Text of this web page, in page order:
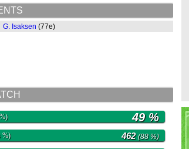
G. Isaksen (77e)
49 %
%) 462(88 %)